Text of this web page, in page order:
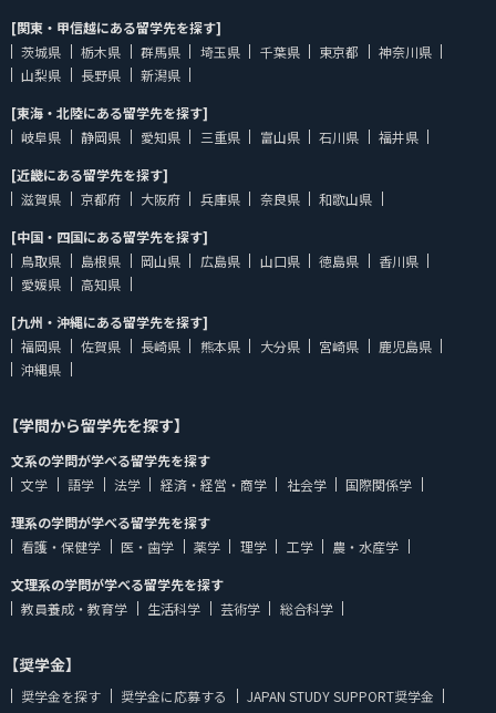
[関東・甲信越にある留学先を探す]
茨城県
栃木県 群馬県 埼玉県 千葉県 東京都
神奈川県
山梨県
長野県
新潟県
[東海・北陸にある留学先を探す]
岐阜県
静岡県 愛知県 三重県 富山県 石川県
福井県
[近畿にある留学先を探す]
滋賀県
京都府 大阪府 兵庫県 奈良県
和歌山県
[中国・四国にある留学先を探す]
鳥取県
島根県 岡山県 広島県 山口県 徳島県
香川県
愛媛県
高知県
[九州・沖縄にある留学先を探す]
福岡県
佐賀県 長崎県 熊本県 大分県 宮崎県
鹿児島県
沖縄県
【学問から留学先を探す】
文系の学問が学べる留学先を探す
文学
語学 法学 経済・経営・商学 社会学
国際関係学
理系の学問が学べる留学先を探す
看護・保健学
医・歯学 薬学 理学 工学
農・水産学
文理系の学問が学べる留学先を探す
教員養成・教育学
生活科学 芸術学 総合科学
【奨学金】
奨学金を探す 奨学金に応募する JAPAN STUDY SUPPORT奨学金